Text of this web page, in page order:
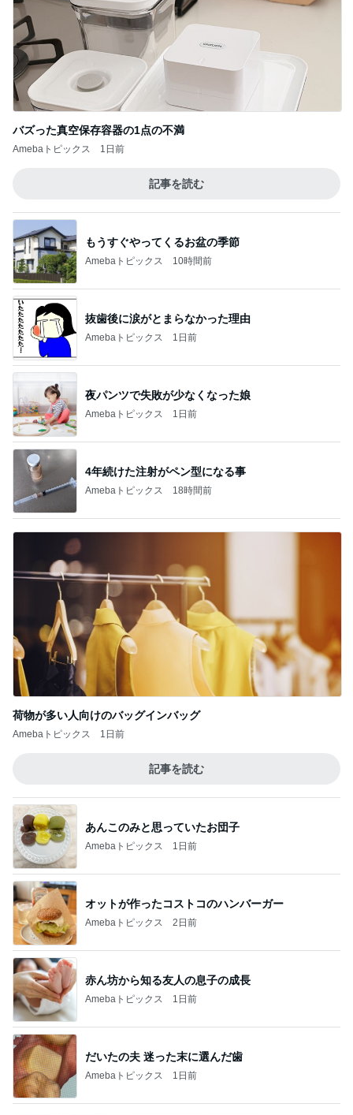
バズった真空保存容器の1点の不満
Amebaトピックス 1日前
記事を読む
もうすぐやってくるお盆の季節
Amebaトピックス 10時間前
抜歯後に涙がとまらなかった理由
Amebaトピックス 1日前
夜パンツで失敗が少なくなった娘
Amebaトピックス 1日前
4年続けた注射がペン型になる事
Amebaトピックス 18時間前
荷物が多い人向けのバッグインバッグ
Amebaトピックス 1日前
記事を読む
あんこのみと思っていたお団子
Amebaトピックス 1日前
オットが作ったコストコのハンバーガー
Amebaトピックス 2日前
赤ん坊から知る友人の息子の成長
Amebaトピックス 1日前
だいたの夫 迷った末に選んだ歯
Amebaトピックス 1日前